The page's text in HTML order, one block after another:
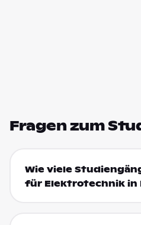
Fragen zum
Wie viele
für Elektrotechnik in